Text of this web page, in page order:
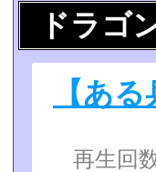
ドラゴ
【あ
再生回